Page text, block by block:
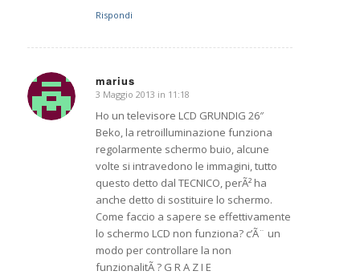
Rispondi
marius
dice:
3 Maggio 2013 in 11:18
Ho un televisore LCD GRUNDIG 26″
Beko, la retroilluminazione funziona
regolarmente schermo buio, alcune
volte si intravedono le immagini, tutto
questo detto dal TECNICO, perÃ² ha
anche detto di sostituire lo schermo.
Come faccio a sapere se effettivamente
lo schermo LCD non funziona? c’Ã¨ un
modo per controllare la non
funzionalitÃ ? G R A Z I E